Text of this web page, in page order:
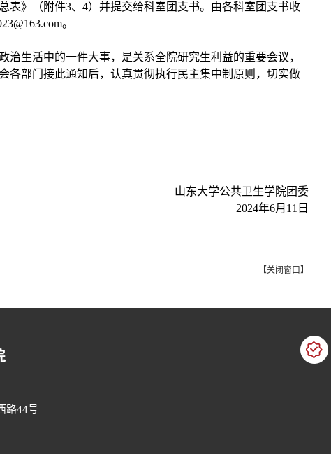
表》（附件3、 4）并提交给科室团支书。由各科室团支书收
。
生活中的一件大事，是关系全院研究生利益的重要会议，
各部门接此通知后，认真贯彻执行民主集中制原则，切实做
山东大学公共卫生学院团委
2024年6月 11 日
【关闭窗口】
路44号